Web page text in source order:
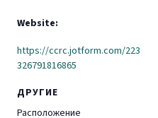
Website:
https://ccrc.jotform.com/223
326791816865
ДРУГИЕ
Расположение